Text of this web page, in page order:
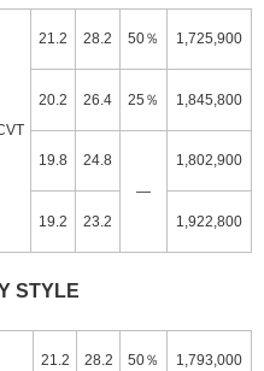
21.2 28.2 50％ 1,725,900
20.2 26.4 25％ 1,845,800
19.8
24.8
―
1,802,900
19.2 23.2 1,922,800
STYLE
21.2 28.2 50％ 1,793,000